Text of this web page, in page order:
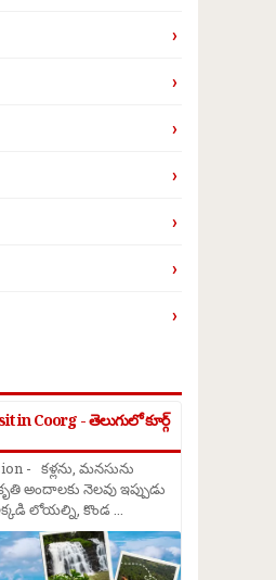
›
›
›
›
›
›
›
in Coorg - తెలుగులో కూర్గ్
- కళ్లను, మనసును
అందాలకు నెలవు ఇప్పుడు
లోయల్ని, కొండ ...